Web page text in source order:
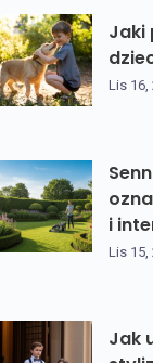
Jaki
Lis 16,
i
Lis 15,
Jak